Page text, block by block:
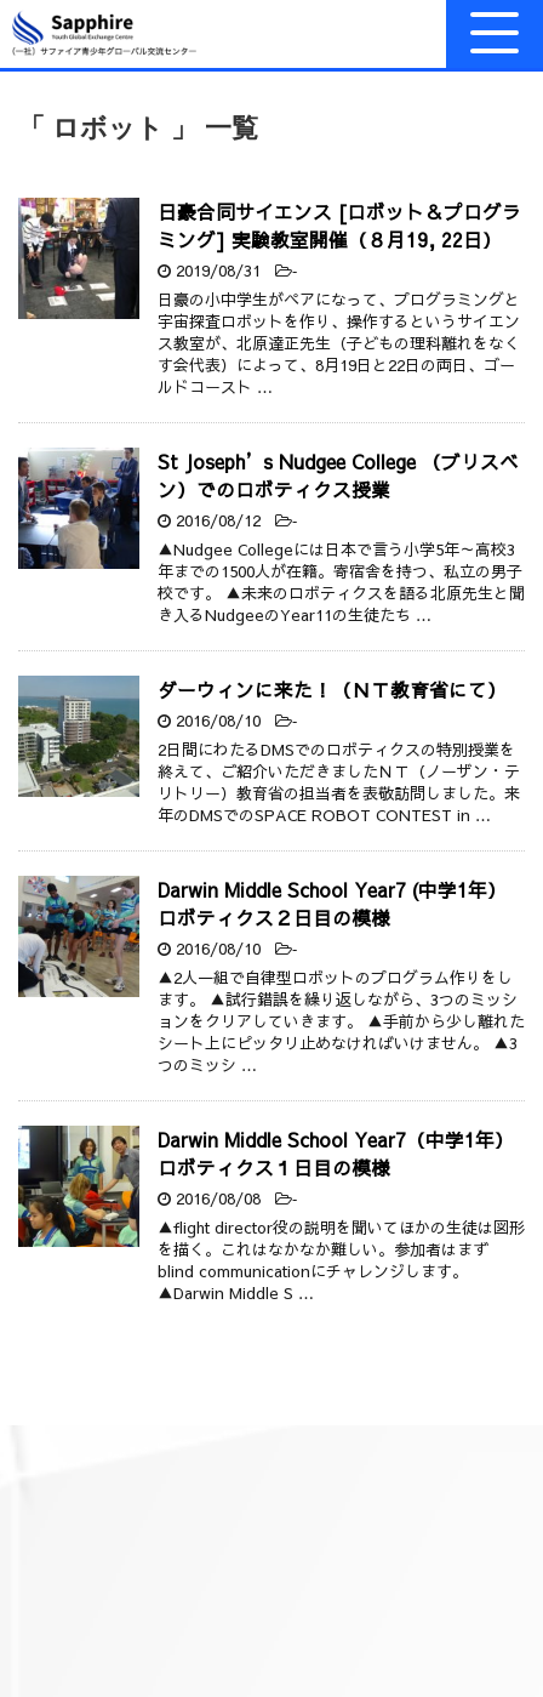
「 ロボット 」 一覧
日豪合同サイエンス [ロボット＆プログラ
ミング] 実験教室開催（８月19, 22日）
2019/08/31 -
日豪の小中学生がペアになって、プログラミングと
宇宙探査ロボットを作り、操作するというサイエン
ス教室が、北原達正先生（子どもの理科離れをなく
す会代表）によって、8月19日と22日の両日、ゴー
ルドコースト …
St Joseph’s Nudgee College （ブリスベ
ン）でのロボティクス授業
2016/08/12 -
▲Nudgee Collegeには日本で言う小学5年～高校3
年までの1500人が在籍。寄宿舎を持つ、私立の男子
校です。 ▲未来のロボティクスを語る北原先生と聞
き入るNudgeeのYear11の生徒たち …
ダーウィンに来た！（ＮＴ教育省にて）
2016/08/10 -
2日間にわたるDMSでのロボティクスの特別授業を
終えて、ご紹介いただきましたＮＴ（ノーザン・テ
リトリー）教育省の担当者を表敬訪問しました。来
年のDMSでのSPACE ROBOT CONTEST in …
Darwin Middle School Year7 (中学1年）
ロボティクス２日目の模様
2016/08/10 -
▲2人一組で自律型ロボットのプログラム作りをし
ます。 ▲試行錯誤を繰り返しながら、3つのミッシ
ョンをクリアしていきます。 ▲手前から少し離れた
シート上にピッタリ止めなければいけません。 ▲3
つのミッシ …
Darwin Middle School Year7（中学1年）
ロボティクス１日目の模様
2016/08/08 -
▲flight director役の説明を聞いてほかの生徒は図形
を描く。これはなかなか難しい。参加者はまず
blind communicationにチャレンジします。
▲Darwin Middle S …